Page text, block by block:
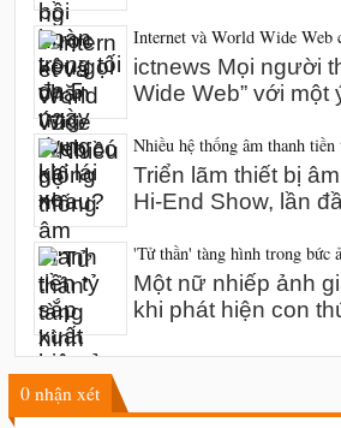
Internet và World Wide Web
ictnews Mọi người
Wide Web” với một
Nhiều hệ thống âm thanh
Triển lãm thiết bị
Hi-End Show, lần
'Tử thần' tàng hình trong bức
Một nữ nhiếp ảnh
khi phát hiện con
0 nhận xét